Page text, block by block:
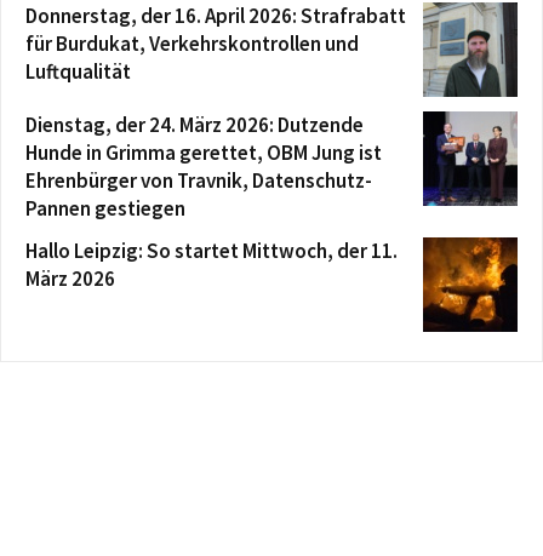
Donnerstag, der 16. April 2026: Strafrabatt
für Burdukat, Verkehrskontrollen und
Luftqualität
Dienstag, der 24. März 2026: Dutzende
Hunde in Grimma gerettet, OBM Jung ist
Ehrenbürger von Travnik, Datenschutz-
Pannen gestiegen
Hallo Leipzig: So startet Mittwoch, der 11.
März 2026